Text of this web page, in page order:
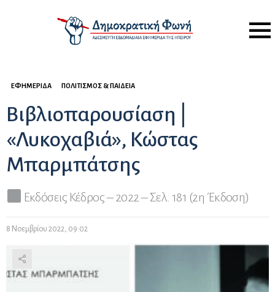
Menu
ΕΦΗΜΕΡΊΔΑ ΠΟΛΙΤΙΣΜΌΣ & ΠΑΙΔΕΊΑ
Βιβλιοπαρουσίαση |
«Λυκοχαβιά», Κώστας
Μπαρμπάτσης
Εκδόσεις Κέδρος – 2022 – Σελ. 181 (2η Έκδοση)
8 Νοεμβρίου 2022, 09:02